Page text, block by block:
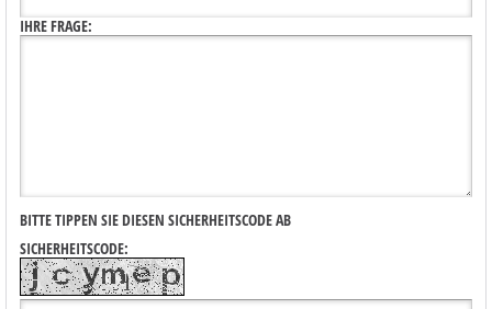
IHRE FRAGE:
BITTE TIPPEN SIE DIESEN SICHERHEITSCODE AB
SICHERHEITSCODE: